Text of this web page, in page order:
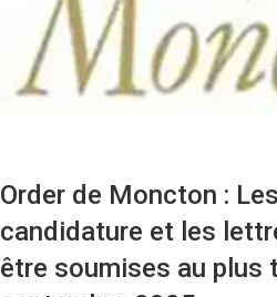
Order de Moncton :
candidature et les
être soumises au plus